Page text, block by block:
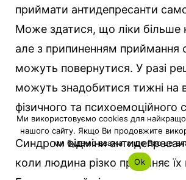
приймати антидепресанти
Може здатися, що ліки більше
але з припиненням приймання
можуть повернутися. У разі
можуть знадобитися тижні на
фізичного та психоемоційного
Синдром відміни
коли людина різко припиняє
Ми використовуємо cookies для
нашого сайту. Якщо Ви продовжите
ми будемо вважати що Вас це
Ok